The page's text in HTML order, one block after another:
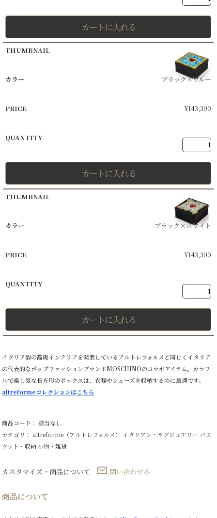
カートに入れる
ブラック×ブルー
¥143,300
カートに入れる
ブラック×ホワイト
¥143,300
カートに入れる
イタリア製の高級インテリアを発表しているアルトレフォルメと同じくイタリア
の代表的なポップファッションブランドMOSCHINOのコラボアイテム。カラフ
ルで楽し気な長方形のボックスは、衣類やシューズを収納するのに最適です。
altreformeコレクションはこちら
商品コード： 該当なし
カテゴリ： altreforme（アルトレフォルメ） イタリアン・ラグジュアリー バス
ケット・収納 小物・雑貨
カスタマイズ・商品について 問い合わせる
商品について